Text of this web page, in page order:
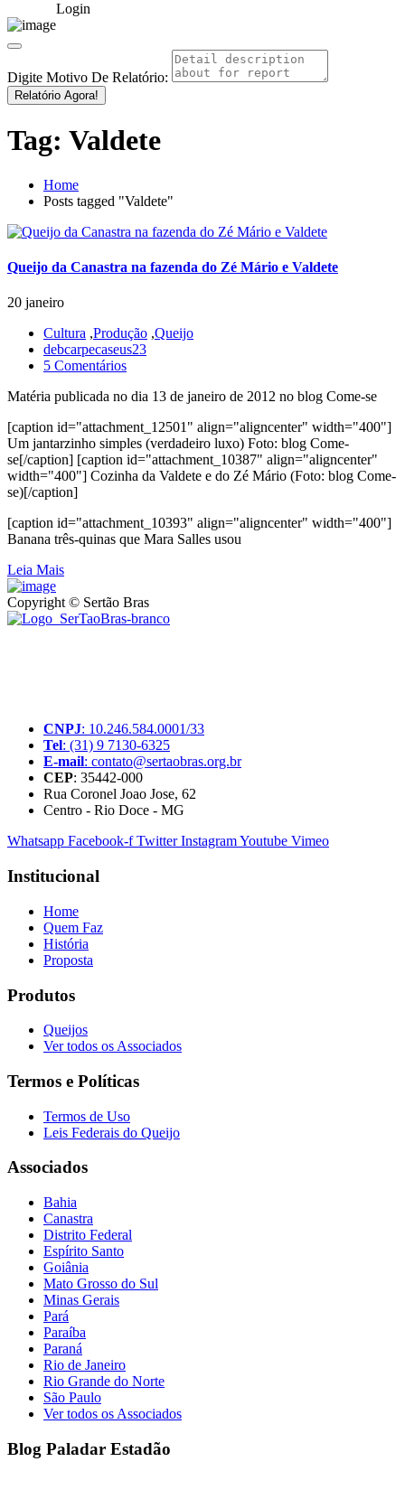
Login
Digite Motivo De Relatório:
Relatório Agora!
Tag: Valdete
Home
Posts tagged "Valdete"
Queijo da Canastra na fazenda do Zé Mário e Valdete
20 janeiro
Cultura ,Produção ,Queijo
debcarpecaseus23
5 Comentários
Matéria publicada no dia 13 de janeiro de 2012 no blog Come-se
[caption id="attachment_12501" align="aligncenter" width="400"]
Um jantarzinho simples (verdadeiro luxo) Foto: blog Come-
se[/caption] [caption id="attachment_10387" align="aligncenter"
width="400"] Cozinha da Valdete e do Zé Mário (Foto: blog Come-
se)[/caption]
[caption id="attachment_10393" align="aligncenter" width="400"]
Banana três-quinas que Mara Salles usou
Leia Mais
Copyright © Sertão Bras
CNPJ: 10.246.584.0001/33
Tel: (31) 9 7130-6325
E-mail: contato@sertaobras.org.br
CEP: 35442-000
Rua Coronel Joao Jose, 62
Centro - Rio Doce - MG
Whatsapp Facebook-f Twitter InstagramYoutube Vimeo
Institucional
Home
Quem Faz
História
Proposta
Produtos
Queijos
Ver todos os Associados
Termos e Políticas
Termos de Uso
Leis Federais do Queijo
Associados
Bahia
Canastra
Distrito Federal
Espírito Santo
Goiânia
Mato Grosso do Sul
Minas Gerais
Pará
Paraíba
Paraná
Rio de Janeiro
Rio Grande do Norte
São Paulo
Ver todos os Associados
Blog Paladar Estadão